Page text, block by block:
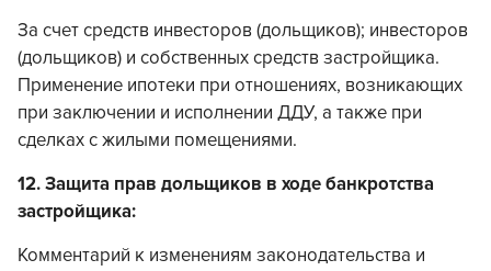
За счет средств инвесторов (дольщиков); инвесторов
(дольщиков) и собственных средств застройщика.
Применение ипотеки при отношениях, возникающих
при заключении и исполнении ДДУ, а также при
сделках с жилыми помещениями.
12. Защита прав дольщиков в ходе банкротства
застройщика:
Комментарий к изменениям законодательства и